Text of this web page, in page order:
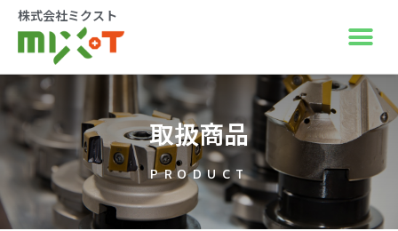
株式会社ミクスト
取扱商品
PRODUCT